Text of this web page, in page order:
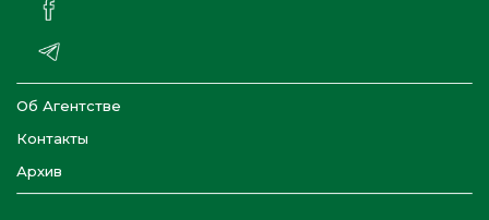
Об Агентстве
Контакты
Архив